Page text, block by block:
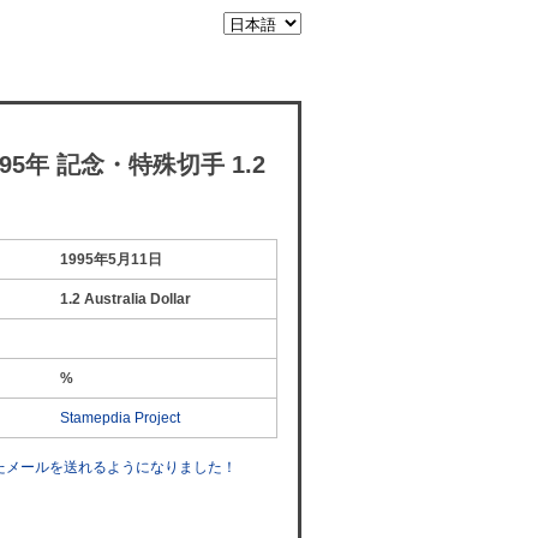
年 記念・特殊切手 1.2
1995年5月11日
1.2 Australia Dollar
%
Stamepdia Project
ールを送れるようになりました！